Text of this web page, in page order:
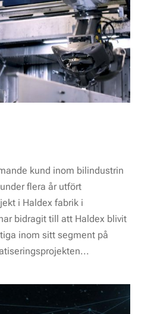
kund inom bilindustrin
flera år utfört
i Haldex fabrik i
bidragit till att Haldex blivit
inom sitt segment på